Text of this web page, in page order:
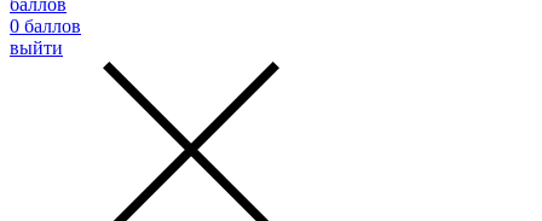
баллов
0 баллов
выйти